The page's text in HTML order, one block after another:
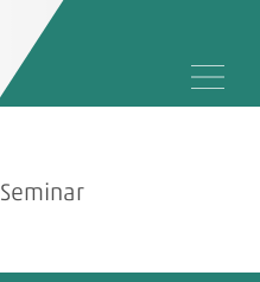
Seminar